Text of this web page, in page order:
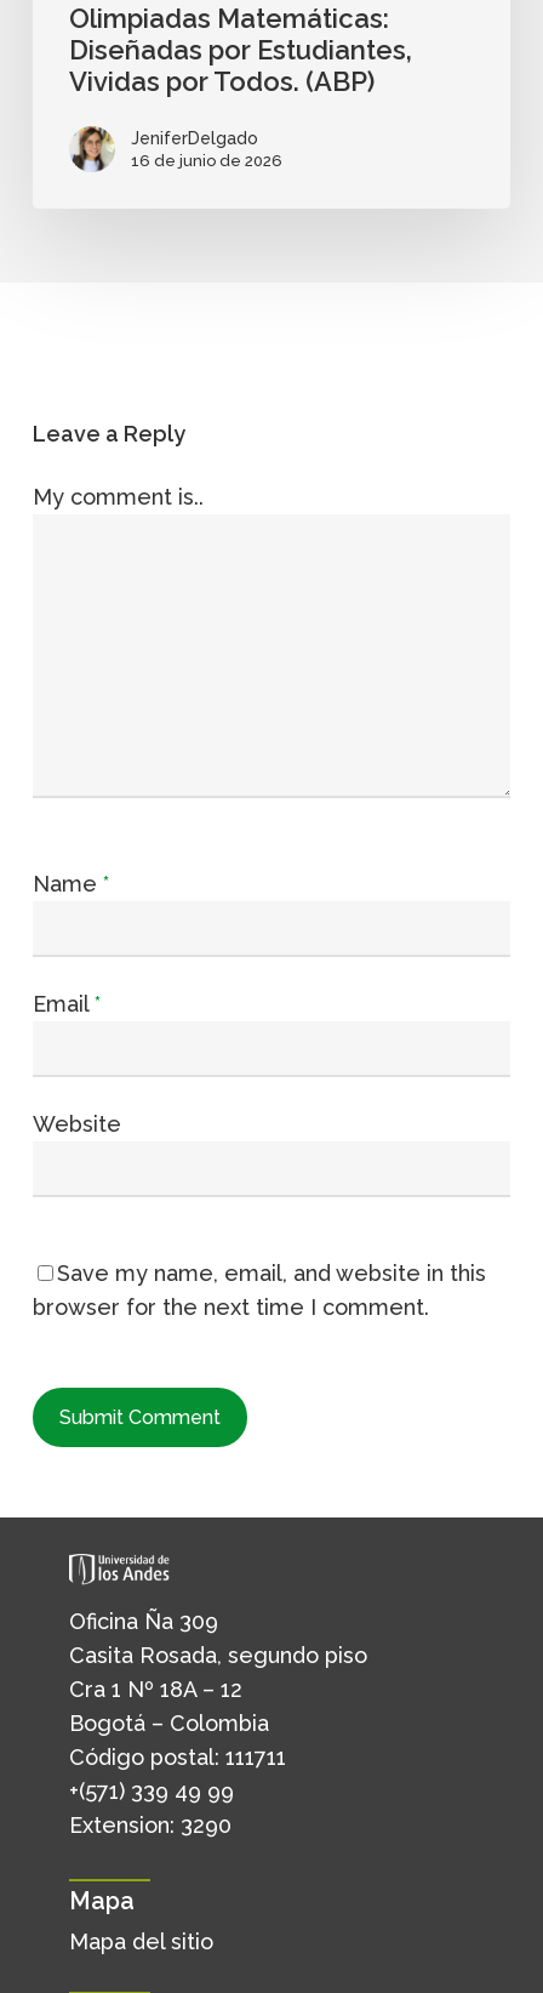
Olimpiadas Matemáticas:
Diseñadas por Estudiantes,
Vividas por Todos. (ABP)
JeniferDelgado
16 de junio de 2026
Leave a Reply
My comment is..
Name *
Email*
Website
Save my name, email, and website in this
browser for the next time I comment.
Oficina Ña 309
Casita Rosada, segundo piso
Cra 1 Nº 18A – 12
Bogotá – Colombia
Código postal: 111711
+(571) 339 49 99
Extension: 3290
Mapa
Mapa del sitio